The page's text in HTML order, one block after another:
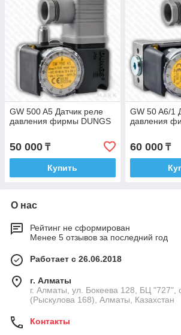
GW 500 A5 Датчик реле
давления фирмы DUNGS
50 000 ₸
Купить
GW 50 A6/1
давления
60 000₸
О нас
Рейтинг не сформирован
Менее 5 отзывов за последний год
Работает с 26.06.2018
г. Алматы
г. Алматы, ул. Бокеева 128, БЦ "727",
(Рыскулова 168), Алматы, Казахстан
Контакты